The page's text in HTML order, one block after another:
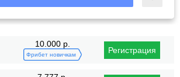
10.000 р.
Фрибет новичкам Регистрация